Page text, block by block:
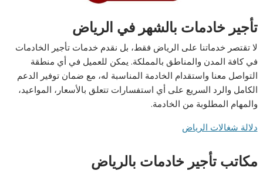
تأجير خادمات بالشهر في الرياض
لا تقتصر خدماتنا على الرياض فقط، بل نقدم خدمات تأجير الخادمات
في كافة المدن والمناطق بالمملكة. يمكن للعميل في أي منطقة
التواصل معنا واستقدام الخادمة المناسبة له، مع ضمان توفير الدعم
الكامل والرد السريع على أي استفسارات تتعلق بالأسعار، المواعيد،
والمهام المطلوبة من الخادمة.
دلالة شغالات الرياض
مكاتب تأجير خادمات بالرياض